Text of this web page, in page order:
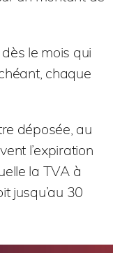
le mois qui
chaque
déposée, au
l’expiration
la TVA à
jusqu’au 30